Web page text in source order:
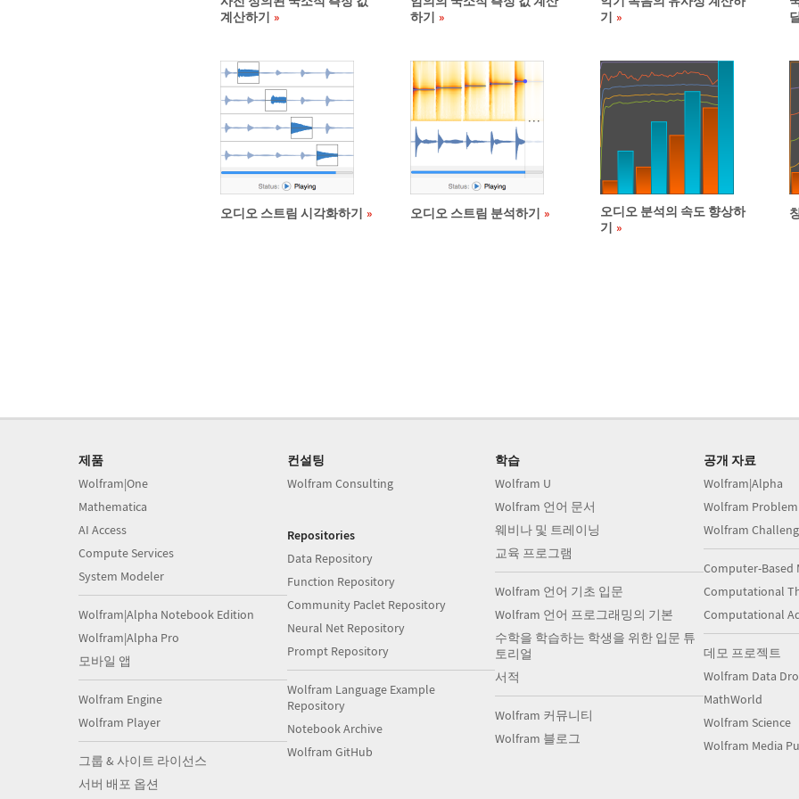
계산하기
하기
기
오디오 스트림 시각화하기 오디오 스트림 분석하기
오디오 분석의 속도 향상하
기
제품
Wolfram|One
Mathematica
AI Access
Compute Services
System Modeler
Wolfram|Alpha Notebook Edition
Wolfram|Alpha Pro
모바일 앱
Wolfram Engine
Wolfram Player
그룹 & 사이트 라이선스
서버 배포 옵션
컨설팅
Wolfram Consulting
Repositories
Data Repository
Function Repository
Community Paclet Repository
Neural Net Repository
Prompt Repository
Wolfram Language Example
Repository
Notebook Archive
Wolfram GitHub
학습
Wolfram U
Wolfram 언어 문서
웨비나 및 트레이닝
교육 프로그램
Wolfram 언어 기초 입문
Wolfram 언어 프로그래밍의 기본
수학을 학습하는 학생을 위한 입문 튜
토리얼
서적
Wolfram 커뮤니티
Wolfram 블로그
공개 자료
Wolfram|Alpha
Wolfram
Wolfram
Computer-Based
Computational
Computational
데모 프로젝트
Wolfram Data
MathWorld
Wolfram Science
Wolfram Media